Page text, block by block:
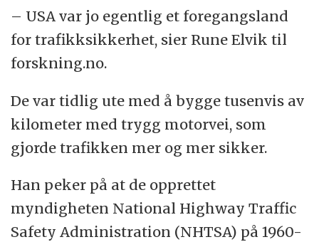
mange vestlige land.
– USA var jo egentlig et foregangsland
for trafikksikkerhet, sier Rune Elvik til
forskning.no.
De var tidlig ute med å bygge tusenvis av
kilometer med trygg motorvei, som
gjorde trafikken mer og mer sikker.
Han peker på at de opprettet
myndigheten National Highway Traffic
Safety Administration (NHTSA) på 1960-